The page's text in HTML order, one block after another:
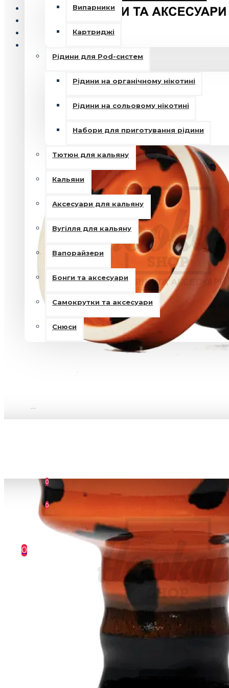
Випарники
Картриджі
Рідини для Pod-систем
Рідини на органічному нікотині
Рідини на сольовому нікотині
Набори для приготування рідини
Тютюн для кальяну
Кальяни
Аксесуари для кальяну
Вугілля для кальяну
Вапорайзери
Бонги та аксесуари
Самокрутки та аксесуари
Снюси
0
0
0
Ваш кошик порожній :(